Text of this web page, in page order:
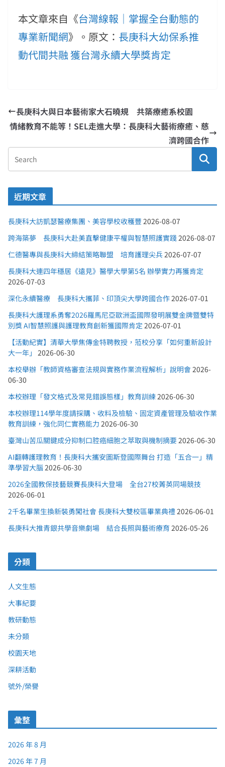
本文章來自《台灣線報｜掌握全台動態的
專業新聞網》。原文： 長庚科大幼保系推
動代間共融 獲台灣永續大學獎肯定
長庚科大與日本藝術家大石曉規 共築療癒系校園
情緒教育不能等！SEL走進大學：長庚科大藝術療癒、慈
濟跨國合作
近期文章
長庚科大訪凱瑟醫療集團、美容學校收穫豐 2026-08-07
跨海築夢 長庚科大赴美直擊健康平權與智慧照護實踐2026-08-07
仁德醫專與長庚科大締結策略聯盟 培育護理尖兵2026-07-07
長庚科大連四年穩居《遠見》醫學大學第5名 辦學實力再獲肯定
2026-07-03
深化永續醫療 長庚科大攜菲、印頂尖大學跨國合作2026-07-01
長庚科大護理系勇奪2026羅馬尼亞歐洲盃國際發明展雙金牌暨雙特
別獎 AI智慧照護與護理教育創新獲國際肯定 2026-07-01
【活動紀實】清華大學焦傳金特聘教授，蒞校分享「如何重新設計
大一年」 2026-06-30
本校舉辦「教師資格審查法規與實務作業流程解析」說明會2026-
06-30
本校辦理「發文格式及常見錯誤態樣」教育訓練2026-06-30
本校辦理114學年度請採購、收料及檢驗、固定資產管理及驗收作業
教育訓練，強化同仁實務能力 2026-06-30
臺灣山苦瓜關鍵成分抑制口腔癌細胞之萃取與機制摘要2026-06-30
AI翻轉護理教育！長庚科大攜安圖斯登國際舞台 打造「五合一」精
準學習大腦 2026-06-30
2026全國教保技藝競賽長庚科大登場 全台27校菁英同場競技
2026-06-01
2千名畢業生換新裝勇闖社會 長庚科大雙校區畢業典禮2026-06-01
長庚科大推青銀共學音樂劇場 結合長照與藝術療育 2026-05-26
分類
人文生態
大事紀要
教研動態
未分類
校園天地
深耕活動
號外/榮譽
彙整
2026 年 8 月
2026 年 7 月